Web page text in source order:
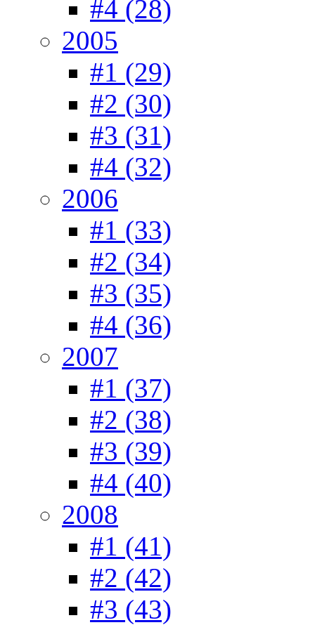
#4 (28)
2005
#1 (29)
#2 (30)
#3 (31)
#4 (32)
2006
#1 (33)
#2 (34)
#3 (35)
#4 (36)
2007
#1 (37)
#2 (38)
#3 (39)
#4 (40)
2008
#1 (41)
#2 (42)
#3 (43)